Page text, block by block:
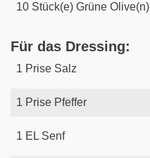
10 Stück(e) Grüne Olive(n)
Für das Dressing:
1 Prise Salz
1 Prise Pfeffer
1 EL Senf